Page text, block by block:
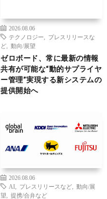
2026.08.06
テクノロジー
プレスリリースな
ど
動向/展望
ゼロボード、常に最新の情報
共有が可能な“動的サプライヤ
ー管理”実現する新システムの
提供開始へ
2026.08.06
AI
プレスリリースなど
動向/展
望
提携/合弁など